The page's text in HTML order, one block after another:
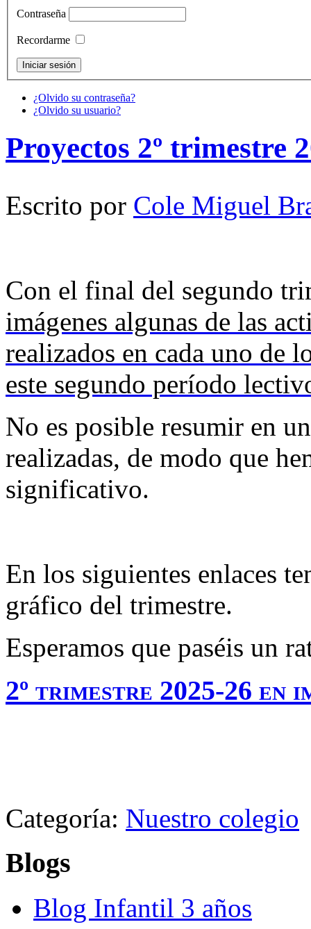
Contraseña
Recordarme
¿Olvido su contraseña?
¿Olvido su usuario?
Proyectos 2º trimestre
Escrito por Cole Miguel
Con el final del segundo
imágenes algunas de las
realizados en cada uno de
este segundo período
No es posible resumir en
realizadas, de modo que
significativo.
En los siguientes enlaces
gráfico del trimestre.
Esperamos que paséis un
2º trimestre 2025-26 en
Categoría: Nuestro colegio
Blogs
Blog Infantil 3 años